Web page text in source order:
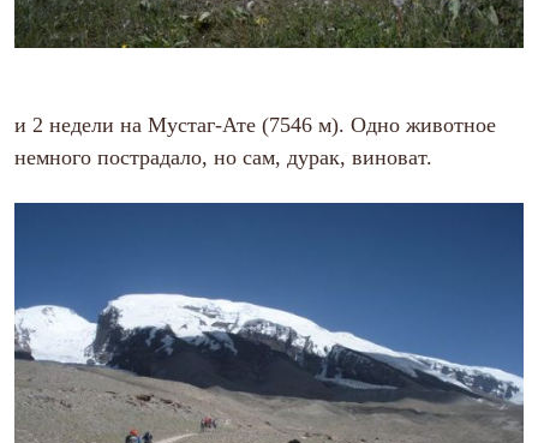
Лёгкая одежда
Футболки
Куртки
Куртки
Снаряжение
Палатки и тенты
Палатки
Тенты
Аксессуары для палаток
Рюкзаки
и 2 недели на Мустаг-Ате (7546 м). Одно животное
немного пострадало, но сам, дурак, виноват.